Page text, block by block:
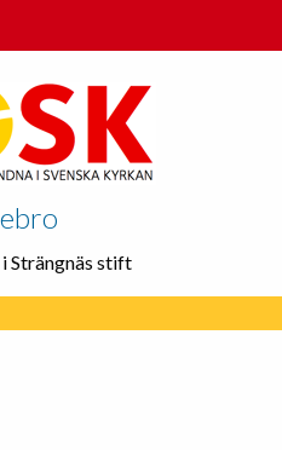
Strängnäs stift